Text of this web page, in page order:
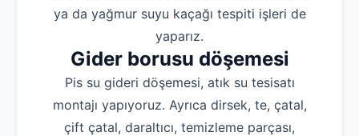
ya da yağmur suyu kaçağı tespiti işleri de
yaparız.
Gider borusu döşemesi
Pis su gideri döşemesi, atık su tesisatı
montajı yapıyoruz. Ayrıca dirsek, te, çatal,
çift çatal, daraltıcı, temizleme parçası,